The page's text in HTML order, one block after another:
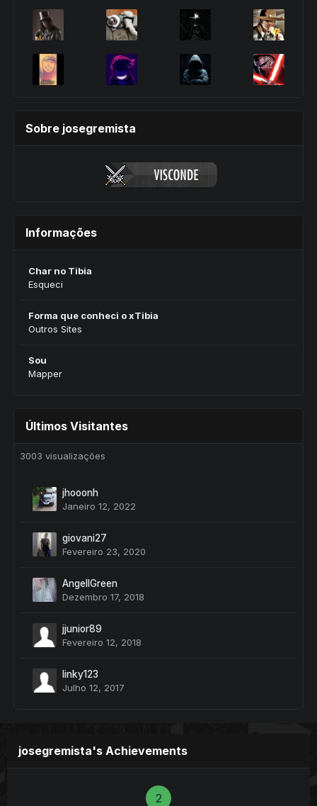
Sobre josegremista
Informações
Char no Tibia
Esqueci
Forma que conheci o xTibia
Outros Sites
Sou
Mapper
Últimos Visitantes
3003 visualizações
jhooonh
Janeiro 12, 2022
giovani27
Fevereiro 23, 2020
AngellGreen
Dezembro 17, 2018
jjunior89
Fevereiro 12, 2018
linky123
Julho 12, 2017
josegremista's Achievements
2